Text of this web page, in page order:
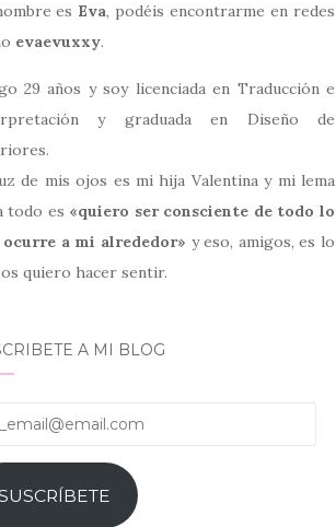
es Eva, podéis encontrarme en redes
evaevuxxy.
29 años y soy licenciada en Traducción e
y graduada en Diseño de
de mis ojos es mi hija Valentina y mi lema
todo es «quiero ser consciente de todo lo
ocurre a mi alrededor» y eso, amigos, es lo
quiero hacer sentir.
A MI BLOG